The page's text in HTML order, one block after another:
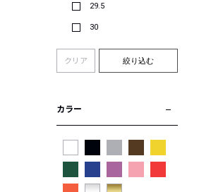
29.5
30
クリア 絞り込む
カラー